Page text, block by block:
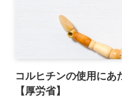
コルヒチンの使用にあ
【厚労省】